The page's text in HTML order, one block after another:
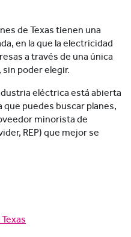
de Texas tienen una
en la que la electricidad
a través de una única
poder elegir.
eléctrica está abierta
puedes buscar planes,
minorista de
REP) que mejor se